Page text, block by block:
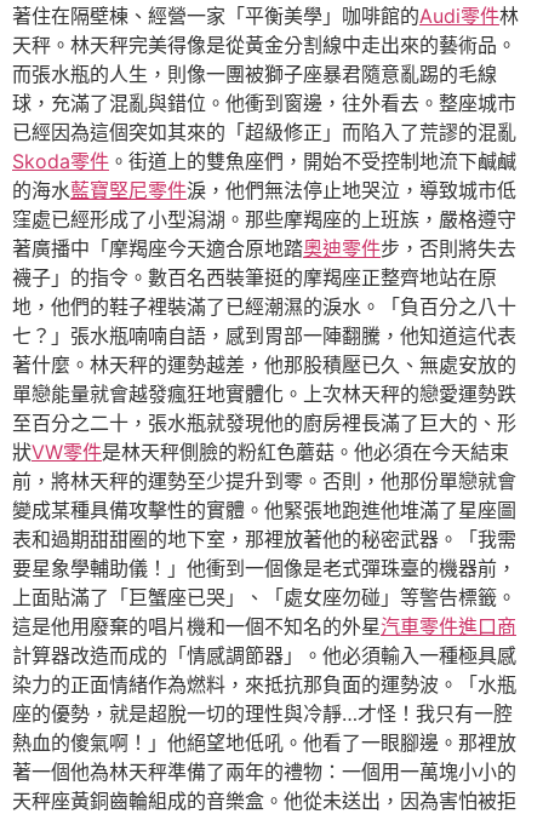
著住在隔壁棟、經營一家「平衡美學」咖啡館的Audi零件林
天秤。林天秤完美得像是從黃金分割線中走出來的藝術品。
而張水瓶的人生，則像一團被獅子座暴君隨意亂踢的毛線
球，充滿了混亂與錯位。他衝到窗邊，往外看去。整座城市
已經因為這個突如其來的「超級修正」而陷入了荒謬的混亂
Skoda零件 。街道上的雙魚座們，開始不受控制地流下鹹鹹
的海水藍寶堅尼零件淚，他們無法停止地哭泣，導致城市低
窪處已經形成了小型潟湖。那些摩羯座的上班族，嚴格遵守
著廣播中「摩羯座今天適合原地踏奧迪零件步，否則將失去
襪子」的指令。數百名西裝筆挺的摩羯座正整齊地站在原
地，他們的鞋子裡裝滿了已經潮濕的淚水。「負百分之八十
七？」張水瓶喃喃自語，感到胃部一陣翻騰，他知道這代表
著什麼。林天秤的運勢越差，他那股積壓已久、無處安放的
單戀能量就會越發瘋狂地實體化。上次林天秤的戀愛運勢跌
至百分之二十，張水瓶就發現他的廚房裡長滿了巨大的、形
狀VW零件是林天秤側臉的粉紅色蘑菇。他必須在今天結束
前，將林天秤的運勢至少提升到零。否則，他那份單戀就會
變成某種具備攻擊性的實體。他緊張地跑進他堆滿了星座圖
表和過期甜甜圈的地下室，那裡放著他的秘密武器。「我需
要星象學輔助儀！」他衝到一個像是老式彈珠臺的機器前，
上面貼滿了「巨蟹座已哭」、「處女座勿碰」等警告標籤。
這是他用廢棄的唱片機和一個不知名的外星汽車零件進口商
計算器改造而成的「情感調節器」。他必須輸入一種極具感
染力的正面情緒作為燃料，來抵抗那負面的運勢波。「水瓶
座的優勢，就是超脫一切的理性與冷靜…才怪！我只有一腔
熱血的傻氣啊！」他絕望地低吼。他看了一眼腳邊。那裡放
著一個他為林天秤準備了兩年的禮物：一個用一萬塊小小的
天秤座黃銅齒輪組成的音樂盒。他從未送出，因為害怕被拒